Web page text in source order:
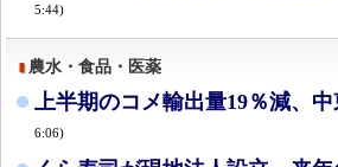
5:44)
農水・食品・医薬
上半期のコメ輸出量19％減、
6:06)